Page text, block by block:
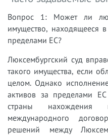
Вопрос 1: Может ли
имущество, находящееся
пределами ЕС?
Люксембургский суд
такого имущества, если
целом. Однако
активов за пределами ЕС
страны нахождения
международного
решений между